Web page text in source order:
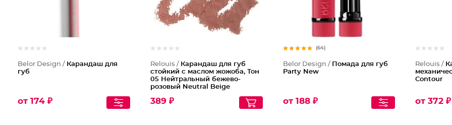
Belor Design / Карандаш для
губ
от 174 ₽
Relouis / Карандаш для губ
стойкий с маслом жожоба, Тон
05 Нейтральный бежево-
розовый Neutral Beige
389 ₽
(64)
Belor Design / Помада для губ
Party New
от 188 ₽
Relouis /
Contour
от 372 ₽